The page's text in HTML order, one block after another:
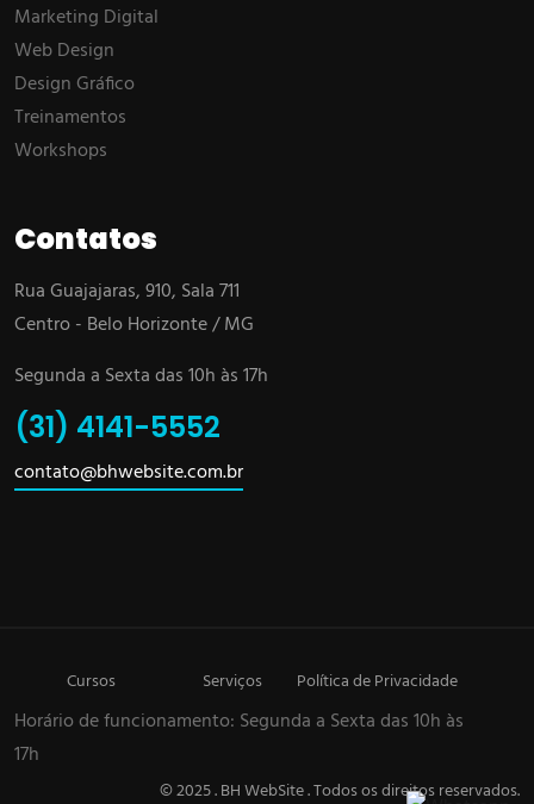
Marketing Digital
Web Design
Design Gráfico
Treinamentos
Workshops
Contatos
Rua Guajajaras, 910, Sala 711
Centro - Belo Horizonte / MG
Segunda a Sexta das 10h às 17h
(31) 4141-5552
contato@bhwebsite.com.br
Cursos Serviços Política de Privacidade
Horário de funcionamento: Segunda a Sexta das 10h às
17h
© 2025 . BH WebSite . Todos os direitos reservados.